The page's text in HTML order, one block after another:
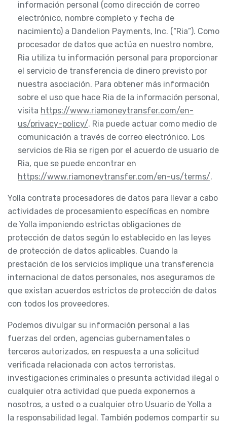
información personal (como dirección de correo
electrónico, nombre completo y fecha de
nacimiento) a Dandelion Payments, Inc. (“Ria”). Como
procesador de datos que actúa en nuestro nombre,
Ria utiliza tu información personal para proporcionar
el servicio de transferencia de dinero previsto por
nuestra asociación. Para obtener más información
sobre el uso que hace Ria de la información personal,
visita https://www.riamoneytransfer.com/en-
us/privacy-policy/. Ria puede actuar como medio de
comunicación a través de correo electrónico. Los
servicios de Ria se rigen por el acuerdo de usuario de
Ria, que se puede encontrar en
https://www.riamoneytransfer.com/en-us/terms/.
Yolla contrata procesadores de datos para llevar a cabo
actividades de procesamiento específicas en nombre
de Yolla imponiendo estrictas obligaciones de
protección de datos según lo establecido en las leyes
de protección de datos aplicables. Cuando la
prestación de los servicios implique una transferencia
internacional de datos personales, nos aseguramos de
que existan acuerdos estrictos de protección de datos
con todos los proveedores.
Podemos divulgar su información personal a las
fuerzas del orden, agencias gubernamentales o
terceros autorizados, en respuesta a una solicitud
verificada relacionada con actos terroristas,
investigaciones criminales o presunta actividad ilegal o
cualquier otra actividad que pueda exponernos a
nosotros, a usted o a cualquier otro Usuario de Yolla a
la responsabilidad legal. También podemos compartir su